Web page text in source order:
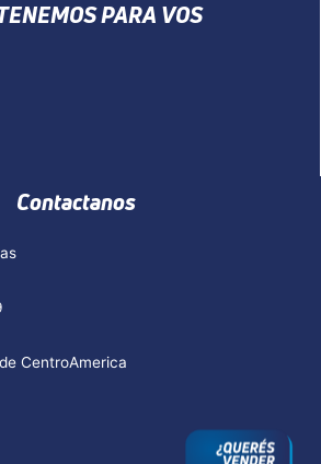
PARA VOS
Contactanos
CentroAmerica